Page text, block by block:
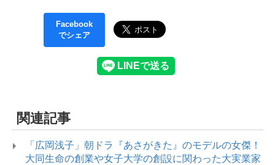
Facebook
でシェア
関連記事
「広岡浅子」朝ドラ『あさがきた』のモデルの女傑！
大同生命の創業や女子大学の創設に関わった大実業家